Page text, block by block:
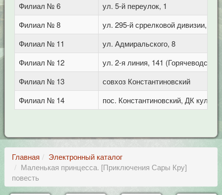
Филиал № 6
ул. 5-й переулок, 1
Филиал № 8
ул. 295-й сррелковой дивизии, 114
Филиал № 11
ул. Адмиральского, 8
Филиал № 12
ул. 2-я линия, 141 (Горячеводск)
Филиал № 13
совхоз Константиновский
Филиал № 14
пос. Константиновский, ДК
Главная
Электронный каталог
Маленькая принцесса. [Приключения Сары Кру]
повесть